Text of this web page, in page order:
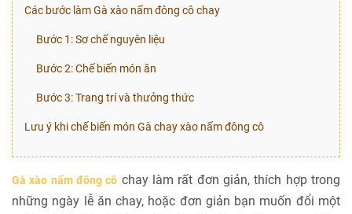
Các bước làm Gà xào nấm đông cô chay
Bước 1: Sơ chế nguyên liệu
Bước 2: Chế biến món ăn
Bước 3: Trang trí và thưởng thức
Lưu ý khi chế biến món Gà chay xào nấm đông cô
Gà xào nấm đông cô chay làm rất đơn giản, thích hợp trong
những ngày lễ ăn chay, hoặc đơn giản bạn muốn đổi một